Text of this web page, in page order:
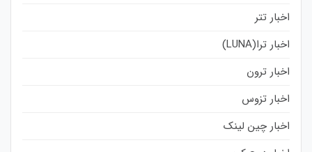
اخبار تتر
اخبار ترا(LUNA)
اخبار ترون
اخبار تزوس
اخبار چین لینک